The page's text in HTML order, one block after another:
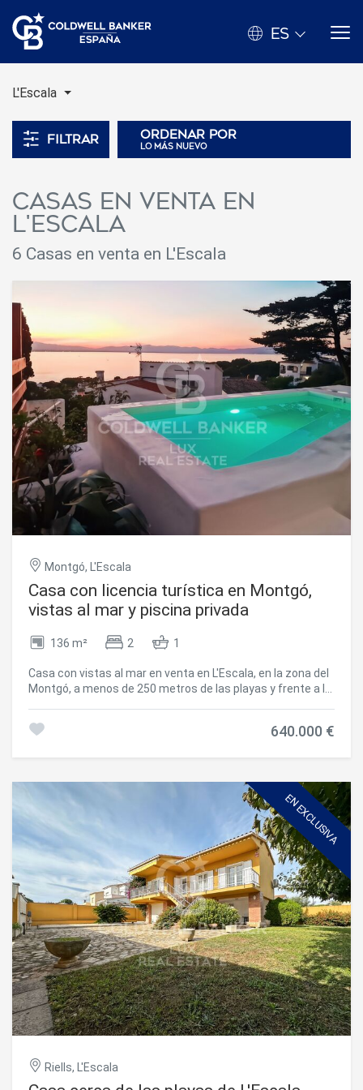
ES
L'Escala
Filtrar Ordenar por
lo más nuevo
Casas en venta en
L'Escala
6 Casas en venta en L'Escala
Montgó, L'Escala
Casa con licencia turística en Montgó,
vistas al mar y piscina privada
136 m² 2 1
Casa con vistas al mar en venta en L'Escala, en la zona del
Montgó, a menos de 250 metros de las playas y frente a la
despejadas al mar. El interior consta de dos dormitorios
independiente. El exterior cuenta con un jardín con piscina
privada y dos terrazas, una de ellas cubierta, para disfrutar
de los espacios en cualquier momento del día. Las
carpinterías son de doble acristalamiento y las persianas
eléctricas se cierran automáticamente en caso de viento
fuerte. La propiedad cuenta con una licencia turística, lo
que permite su explotación como alquiler o su uso como
segunda residencia. Oportunidad de inversión en la Costa
Brava, España. #ref:CBLX021017
640.000 €
EN EXCLUSIVA
Riells, L'Escala